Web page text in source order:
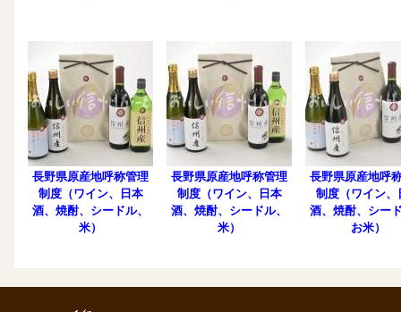
長野県原産地呼称管理
制度（ワイン、日本
酒、焼酎、シードル、
米）
長野県原産地呼称管理
制度（ワイン、日本
酒、焼酎、シードル、
米）
長野県原産地呼
制度（ワイン、
酒、焼酎、シー
お米）